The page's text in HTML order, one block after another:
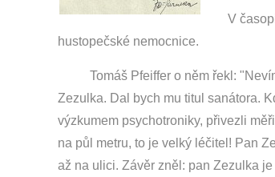
V
hustopečské nemocnice.
Tomáš Pfeiffer o něm řekl: "Nevím
Zezulka. Dal bych mu titul sanátora.
výzkumem psychotroniky, přivezli
na půl metru, to je velký léčitel! Pan
až na ulici. Závěr zněl: pan Zezulka